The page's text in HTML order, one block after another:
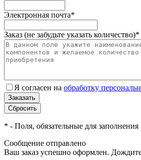
Электронная почта*
Заказ (не забудьте указать количество)*
Я согласен на обработку
* - Поля, обязательные для заполнения
Сообщение отправлено
Ваш заказ успешно оформлен.